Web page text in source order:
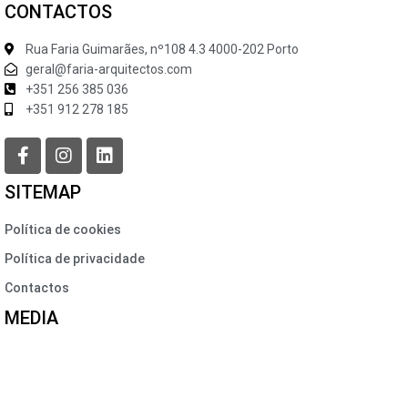
CONTACTOS
Rua Faria Guimarães, nº108 4.3 4000-202 Porto
geral@faria-arquitectos.com
+351 256 385 036
+351 912 278 185
SITEMAP
Política de cookies
Política de privacidade
Contactos
MEDIA